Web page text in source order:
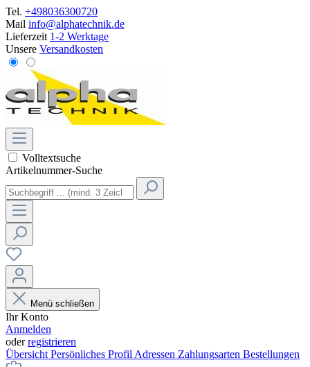
Tel. +498036300720
Mail info@alphatechnik.de
Lieferzeit 1-2 Werktage
Unsere Versandkosten
Volltextsuche
Artikelnummer-Suche
Menü schließen
Ihr Konto
Anmelden
oderregistrieren
Übersicht Persönliches Profil Adressen Zahlungsarten Bestellungen